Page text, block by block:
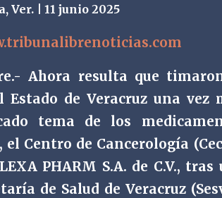
| 11 junio 2025
Ahora resulta que
Estado de Veracruz una vez
tema de los
Centro de Cancerología
PHARM S.A. de C.V., tras
de Salud de Veracruz